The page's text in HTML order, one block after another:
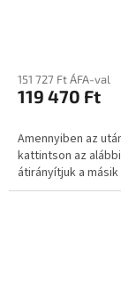
151 727 Ft ÁFA-val
119 470 Ft
Amennyiben az
kattintson az
átirányítjuk a